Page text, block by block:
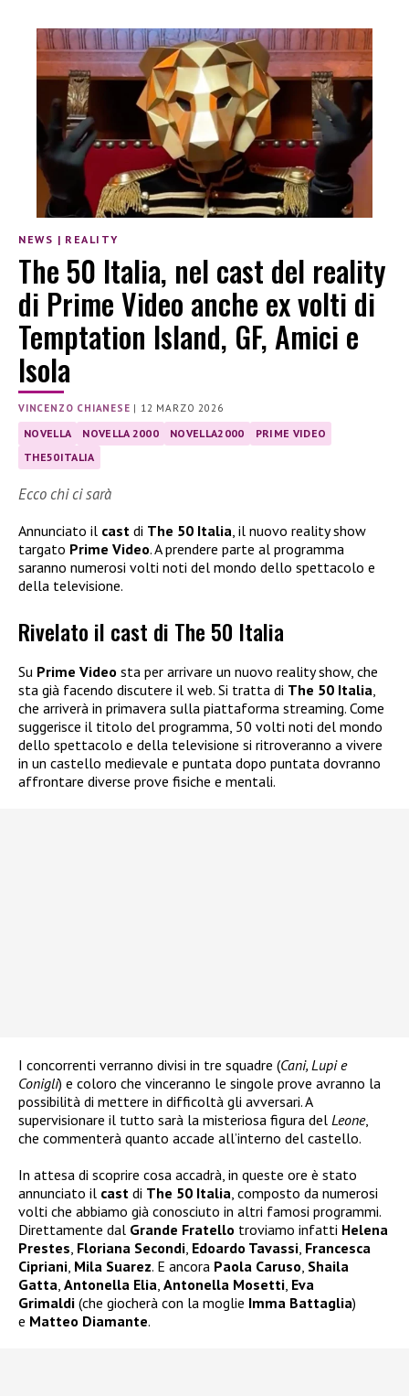
NEWS | REALITY
The 50 Italia, nel cast del reality
di Prime Video anche ex volti di
Temptation Island, GF, Amici e
Isola
VINCENZO CHIANESE | 12 MARZO 2026
NOVELLA NOVELLA 2000 NOVELLA2000
PRIME VIDEO
THE50ITALIA
Ecco chi ci sarà
Annunciato il cast di The 50 Italia, il nuovo reality show
targato Prime Video. A prendere parte al programma
saranno numerosi volti noti del mondo dello spettacolo e
della televisione.
Rivelato il cast di The 50 Italia
Su Prime Video sta per arrivare un nuovo reality show, che
sta già facendo discutere il web. Si tratta di The 50 Italia,
che arriverà in primavera sulla piattaforma streaming. Come
suggerisce il titolo del programma, 50 volti noti del mondo
dello spettacolo e della televisione si ritroveranno a vivere
in un castello medievale e puntata dopo puntata dovranno
affrontare diverse prove fisiche e mentali.
I concorrenti verranno divisi in tre squadre (Cani, Lupi e
Conigli) e coloro che vinceranno le singole prove avranno la
possibilità di mettere in difficoltà gli avversari. A
supervisionare il tutto sarà la misteriosa figura del Leone,
che commenterà quanto accade all’interno del castello.
In attesa di scoprire cosa accadrà, in queste ore è stato
annunciato il cast di The 50 Italia, composto da numerosi
volti che abbiamo già conosciuto in altri famosi programmi.
Direttamente dal Grande Fratello troviamo infatti Helena
Prestes, Floriana Secondi, Edoardo Tavassi, Francesca
Cipriani, Mila Suarez. E ancora Paola Caruso, Shaila
Gatta, Antonella Elia, Antonella Mosetti, Eva
Grimaldi (che giocherà con la moglie Imma Battaglia)
e Matteo Diamante.